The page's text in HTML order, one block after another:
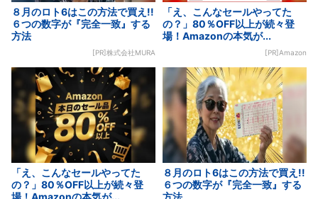
８月のロト6はこの方法で買え!!
６つの数字が『完全一致』する
方法
[PR]株式会社MURA
「え、こんなセールやってた
の？」80％OFF以上が続々登
場！Amazonの本気が...
[PR]Amazon
「え、こんなセールやってた
の？」80％OFF以上が続々登
場！Amazonの本気が...
８月のロト6はこの方法で買え!!
６つの数字が『完全一致』する
方法